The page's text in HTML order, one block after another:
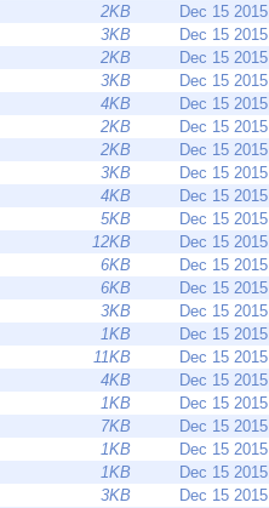
2KB
Dec 15 2015
3KB
Dec 15 2015
2KB
Dec 15 2015
3KB
Dec 15 2015
4KB
Dec 15 2015
2KB
Dec 15 2015
2KB
Dec 15 2015
3KB
Dec 15 2015
4KB
Dec 15 2015
5KB
Dec 15 2015
12KB
Dec 15 2015
6KB
Dec 15 2015
6KB
Dec 15 2015
3KB
Dec 15 2015
1KB
Dec 15 2015
11KB
Dec 15 2015
4KB
Dec 15 2015
1KB
Dec 15 2015
7KB
Dec 15 2015
1KB
Dec 15 2015
1KB
Dec 15 2015
3KB
Dec 15 2015